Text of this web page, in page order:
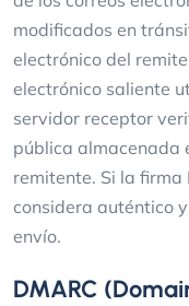
modificados en
electrónico del
electrónico saliente
servidor receptor
pública almacenada
remitente. Si la firma
considera auténtico
envío.
DMARC